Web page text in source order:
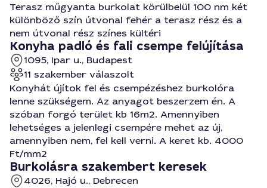
Terasz műgyanta burkolat körülbelül 100 nm két
különböző szín útvonal fehér a terasz rész és a
nem útvonal rész színes kültéri
Konyha padló és fali csempe felújítása
1095, Ipar u., Budapest
11 szakember válaszolt
Konyhát újítok fel és csempézéshez burkolóra
lenne szükségem. Az anyagot beszerzem én. A
szóban forgó terület kb 16m2. Amennyiben
lehetséges a jelenlegi csempére mehet az új,
amennyiben nem, fel kell verni. A keret kb. 4000
Ft/mm2
Burkolásra szakembert keresek
4026, Hajó u., Debrecen